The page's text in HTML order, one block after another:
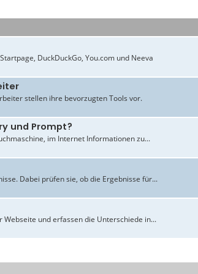
DuckDuckGo, You.com und Neeva
stellen ihre bevorzugten Tools vor.
und Prompt?
im Internet Informationen zu...
Dabei prüfen sie, ob die Ergebnisse für...
und erfassen die Unterschiede in...